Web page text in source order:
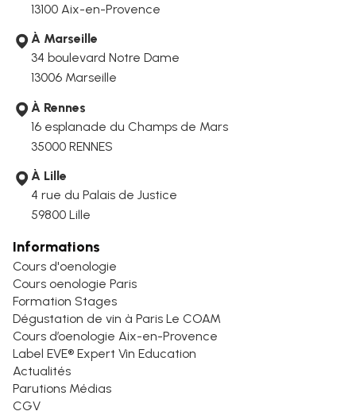
13100 Aix-en-Provence
À Marseille
34 boulevard Notre Dame
13006 Marseille
À Rennes
16 esplanade du Champs de Mars
35000 RENNES
À Lille
4 rue du Palais de Justice
59800 Lille
Informations
Cours d'oenologie
Cours oenologie Paris
Formation Stages
Dégustation de vin à Paris Le COAM
Cours d’oenologie Aix-en-Provence
Label EVE® Expert Vin Education
Actualités
Parutions Médias
CGV